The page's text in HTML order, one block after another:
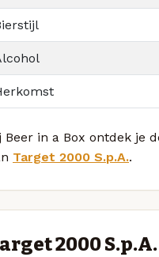
Beer in a Box ontdek je
Target 2000 S.p.A..
2000